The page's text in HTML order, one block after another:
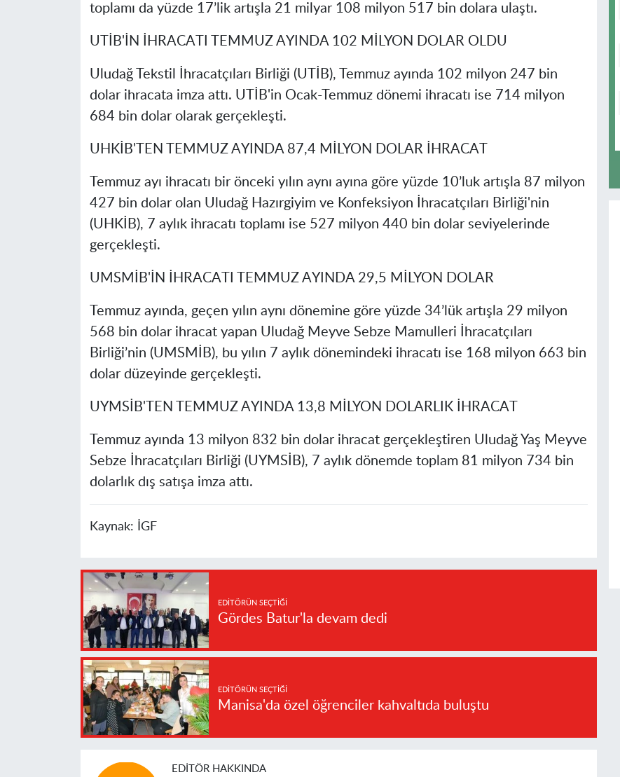
toplamı da yüzde 17’lik artışla 21 milyar 108 milyon 517 bin dolara ulaştı.
UTİB'İN İHRACATI TEMMUZ AYINDA 102 MİLYON DOLAR OLDU
Uludağ Tekstil İhracatçıları Birliği (UTİB), Temmuz ayında 102 milyon 247 bin
dolar ihracata imza attı. UTİB'in Ocak-Temmuz dönemi ihracatı ise 714 milyon
684 bin dolar olarak gerçekleşti.
UHKİB'TEN TEMMUZ AYINDA 87,4 MİLYON DOLAR İHRACAT
Temmuz ayı ihracatı bir önceki yılın aynı ayına göre yüzde 10’luk artışla 87 milyon
427 bin dolar olan Uludağ Hazırgiyim ve Konfeksiyon İhracatçıları Birliği'nin
(UHKİB), 7 aylık ihracatı toplamı ise 527 milyon 440 bin dolar seviyelerinde
gerçekleşti.
UMSMİB'İN İHRACATI TEMMUZ AYINDA 29,5 MİLYON DOLAR
Temmuz ayında, geçen yılın aynı dönemine göre yüzde 34’lük artışla 29 milyon
568 bin dolar ihracat yapan Uludağ Meyve Sebze Mamulleri İhracatçıları
Birliği’nin (UMSMİB), bu yılın 7 aylık dönemindeki ihracatı ise 168 milyon 663 bin
dolar düzeyinde gerçekleşti.
UYMSİB'TEN TEMMUZ AYINDA 13,8 MİLYON DOLARLIK İHRACAT
Temmuz ayında 13 milyon 832 bin dolar ihracat gerçekleştiren Uludağ Yaş Meyve
Sebze İhracatçıları Birliği (UYMSİB), 7 aylık dönemde toplam 81 milyon 734 bin
dolarlık dış satışa imza attı.
Kaynak: İGF
EDITÖRÜN SEÇTIĞI
Gördes Batur'la devam dedi
EDITÖRÜN SEÇTIĞI
Manisa'da özel öğrenciler kahvaltıda buluştu
EDITÖR HAKKINDA